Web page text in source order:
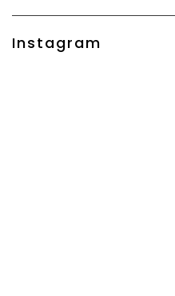
Instagram